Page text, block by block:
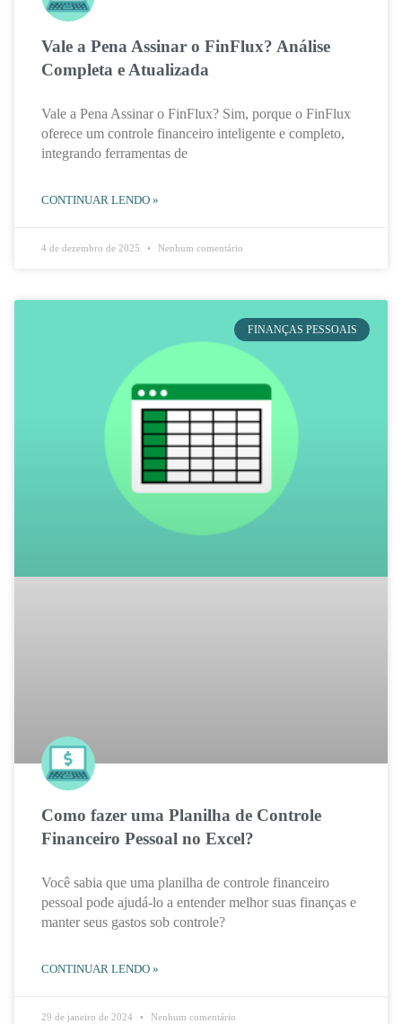
Vale a Pena Assinar o FinFlux? Análise
Completa e Atualizada
Vale a Pena Assinar o FinFlux? Sim, porque o FinFlux
oferece um controle financeiro inteligente e completo,
integrando ferramentas de
CONTINUAR LENDO »
4 de dezembro de 2025 Nenhum comentário
FINANÇAS PESSOAIS
Como fazer uma Planilha de Controle
Financeiro Pessoal no Excel?
Você sabia que uma planilha de controle financeiro
pessoal pode ajudá-lo a entender melhor suas finanças e
manter seus gastos sob controle?
CONTINUAR LENDO »
29 de janeiro de 2024 Nenhum comentário